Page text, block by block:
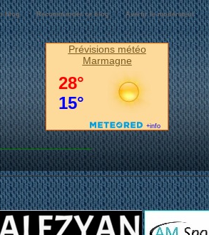
blog Recommander ce blog Avertir le modérateur
Prévisions météo
Marmagne